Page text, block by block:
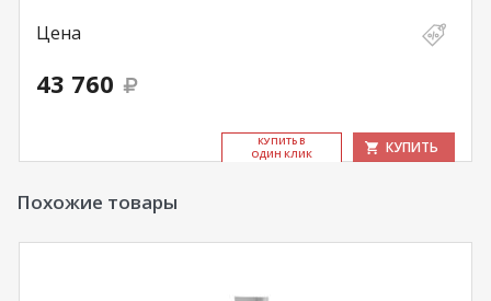
Цена
43 760
КУ­ПИТЬ В
ОДИН КЛИК
КУПИТЬ
Похожие товары